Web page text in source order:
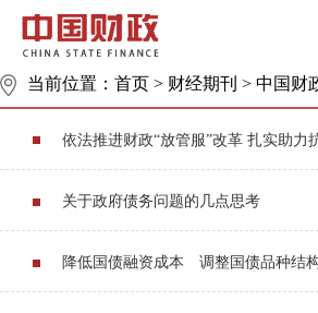
当前位置： 首页 > 财经期刊 > 中国财
依法推进财政“放管服”改革 扎实助力
关于政府债务问题的几点思考
降低国债融资成本 调整国债品种结